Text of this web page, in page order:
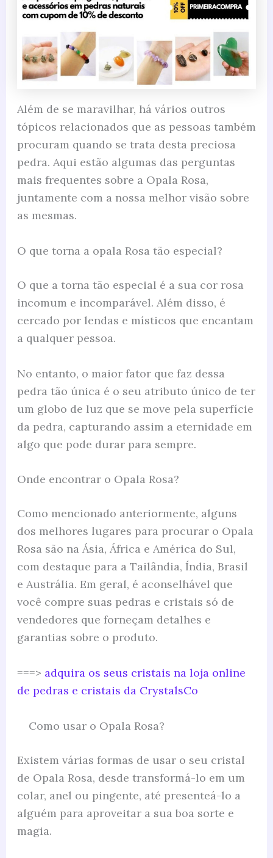
Além de se maravilhar, há vários outros
tópicos relacionados que as pessoas também
procuram quando se trata desta preciosa
pedra. Aqui estão algumas das perguntas
mais frequentes sobre a Opala Rosa,
juntamente com a nossa melhor visão sobre
as mesmas.
O que torna a opala Rosa tão especial?
O que a torna tão especial é a sua cor rosa
incomum e incomparável. Além disso, é
cercado por lendas e místicos que encantam
a qualquer pessoa.
No entanto, o maior fator que faz dessa
pedra tão única é o seu atributo único de ter
um globo de luz que se move pela superfície
da pedra, capturando assim a eternidade em
algo que pode durar para sempre.
Onde encontrar o Opala Rosa?
Como mencionado anteriormente, alguns
dos melhores lugares para procurar o Opala
Rosa são na Ásia, África e América do Sul,
com destaque para a Tailândia, Índia, Brasil
e Austrália. Em geral, é aconselhável que
você compre suas pedras e cristais só de
vendedores que forneçam detalhes e
garantias sobre o produto.
===> adquira os seus cristais na loja online
de pedras e cristais da CrystalsCo
Como usar o Opala Rosa?
Existem várias formas de usar o seu cristal
de Opala Rosa, desde transformá-lo em um
colar, anel ou pingente, até presenteá-lo a
alguém para aproveitar a sua boa sorte e
magia.